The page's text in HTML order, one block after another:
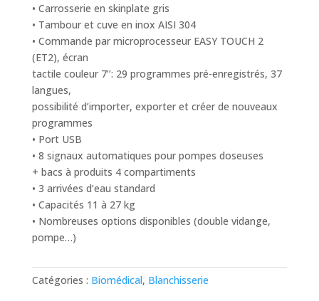
• Carrosserie en skinplate gris
• Tambour et cuve en inox AISI 304
• Commande par microprocesseur EASY TOUCH 2
(ET2), écran
tactile couleur 7’’: 29 programmes pré-enregistrés, 37
langues,
possibilité d’importer, exporter et créer de nouveaux
programmes
• Port USB
• 8 signaux automatiques pour pompes doseuses
+ bacs à produits 4 compartiments
• 3 arrivées d’eau standard
• Capacités 11 à 27 kg
• Nombreuses options disponibles (double vidange,
pompe…)
Catégories : Biomédical, Blanchisserie